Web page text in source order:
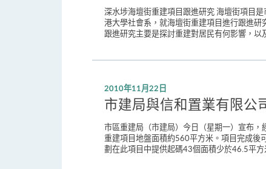
深水埗海壇街重建項目跟進研究 海壇街項目
港大學社會系，就海壇街重建項目進行跟進
跟進研究主要是探討重建對居民有何影響，
2010年11月22日
市建局與信和置業有限
市區重建局（市建局）今日（星期一）宣布
重建項目地盤面積約560平方米。項目完成後
劃在此項目中提供起碼43個面積少於46.5平